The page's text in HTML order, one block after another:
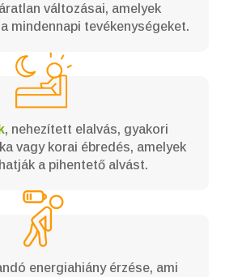
változásai, amelyek
mindennapi tevékenységeket.
, nehezített elalvás, gyakori
vagy korai ébredés, amelyek
a pihentető alvást.
energiahiány érzése, ami